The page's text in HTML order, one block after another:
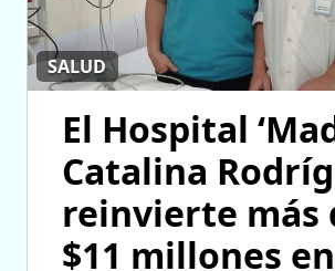
SALUD
El Hospital
Catalina
reinvierte más
$11 millones en